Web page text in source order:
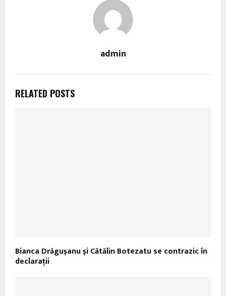
admin
RELATED POSTS
Bianca Drăguşanu şi Cătălin Botezatu se contrazic în
declaraţii